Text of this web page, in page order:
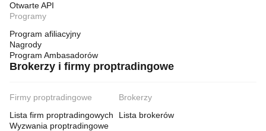
Otwarte API
Programy
Program afiliacyjny
Nagrody
Program Ambasadorów
Brokerzy i firmy proptradingowe
Firmy proptradingowe
Lista firm proptradingowych
Wyzwania proptradingowe
Brokerzy
Lista brokerów